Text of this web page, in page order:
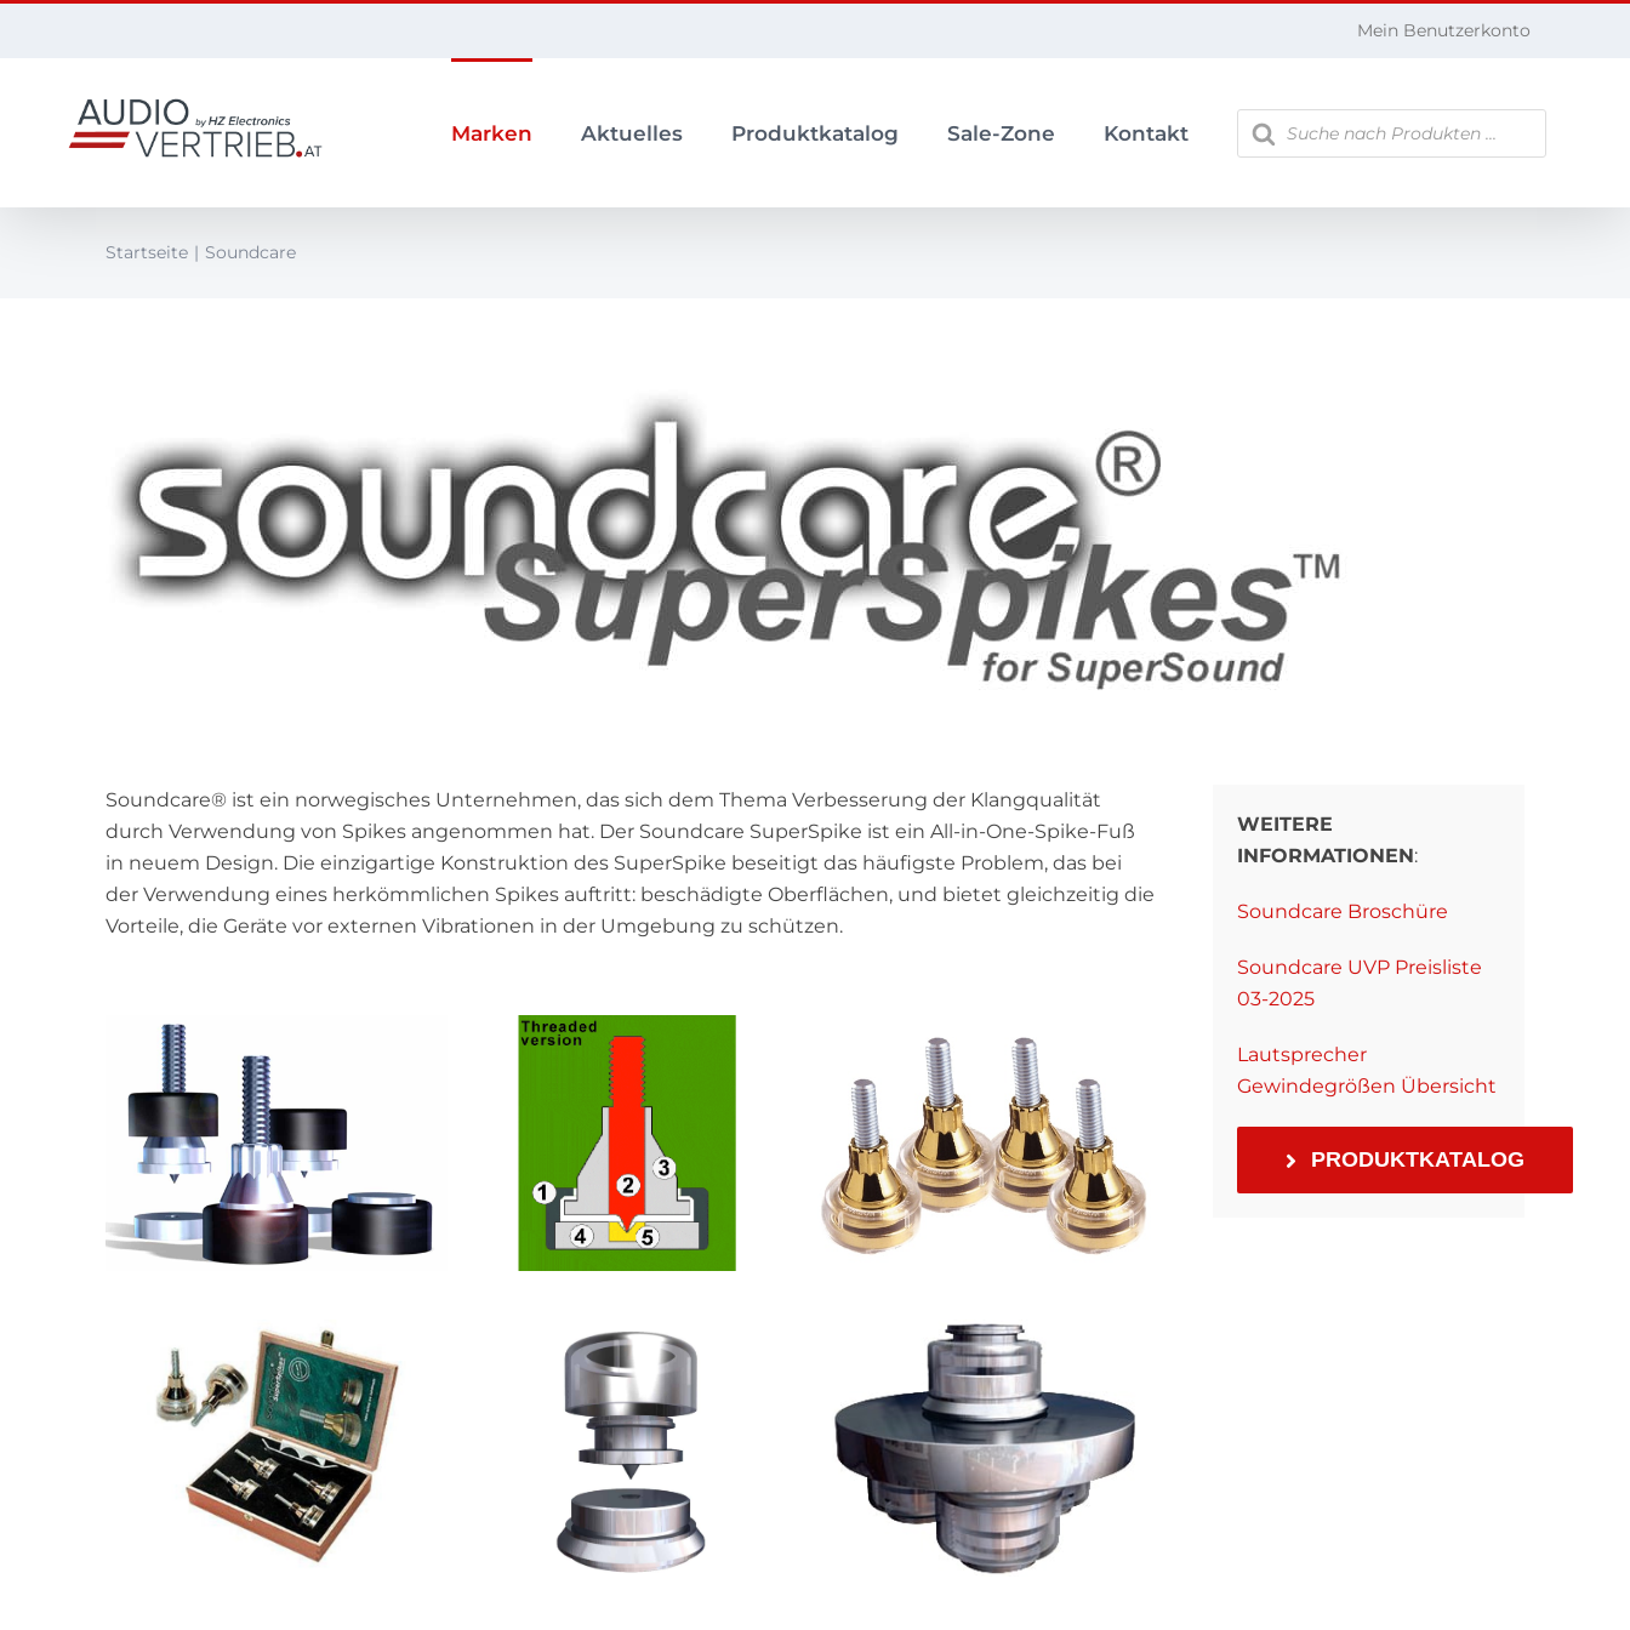
Mein Benutzerkonto
Marken Aktuelles Produktkatalog Sale-Zone Kontakt
Products
search
Startseite Soundcare
Soundcare® ist ein norwegisches Unternehmen, das sich dem Thema Verbesserung der Klangqualität
durch Verwendung von Spikes angenommen hat. Der Soundcare SuperSpike ist ein All-in-One-Spike-Fuß
in neuem Design. Die einzigartige Konstruktion des SuperSpike beseitigt das häufigste Problem, das bei
der Verwendung eines herkömmlichen Spikes auftritt: beschädigte Oberflächen, und bietet gleichzeitig die
Vorteile, die Geräte vor externen Vibrationen in der Umgebung zu schützen.
WEITERE
INFORMATIONEN:
Soundcare Broschüre
Soundcare UVP Preisliste
03-2025
Lautsprecher
Gewindegrößen Übersicht
PRODUKTKATALOG